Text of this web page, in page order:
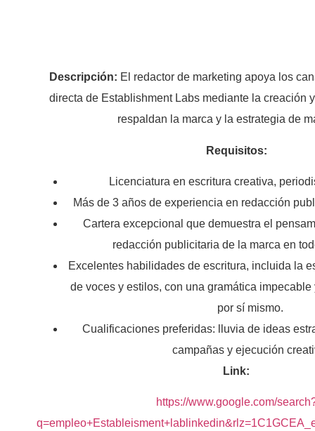
Descripción: El redactor de marketing apoya los
directa de Establishment Labs mediante la creación
respaldan la marca y la estrategia de
Requisitos:
Licenciatura en escritura creativa,
Más de 3 años de experiencia en redacción
Cartera excepcional que demuestra el
redacción publicitaria de la marca en
Excelentes habilidades de escritura, incluida la
de voces y estilos, con una gramática
por sí mismo.
Cualificaciones preferidas: lluvia de ideas
campañas y ejecución
Link:
https://www.google.com/